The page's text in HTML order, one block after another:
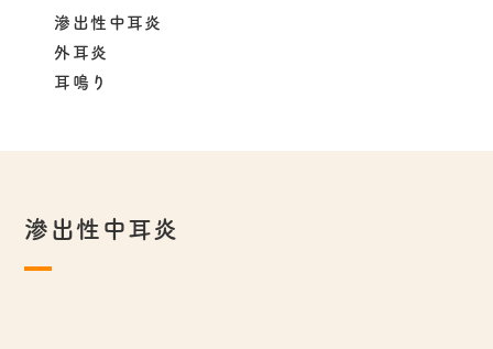
滲出性中耳炎
外耳炎
耳鳴り
滲出性中耳炎